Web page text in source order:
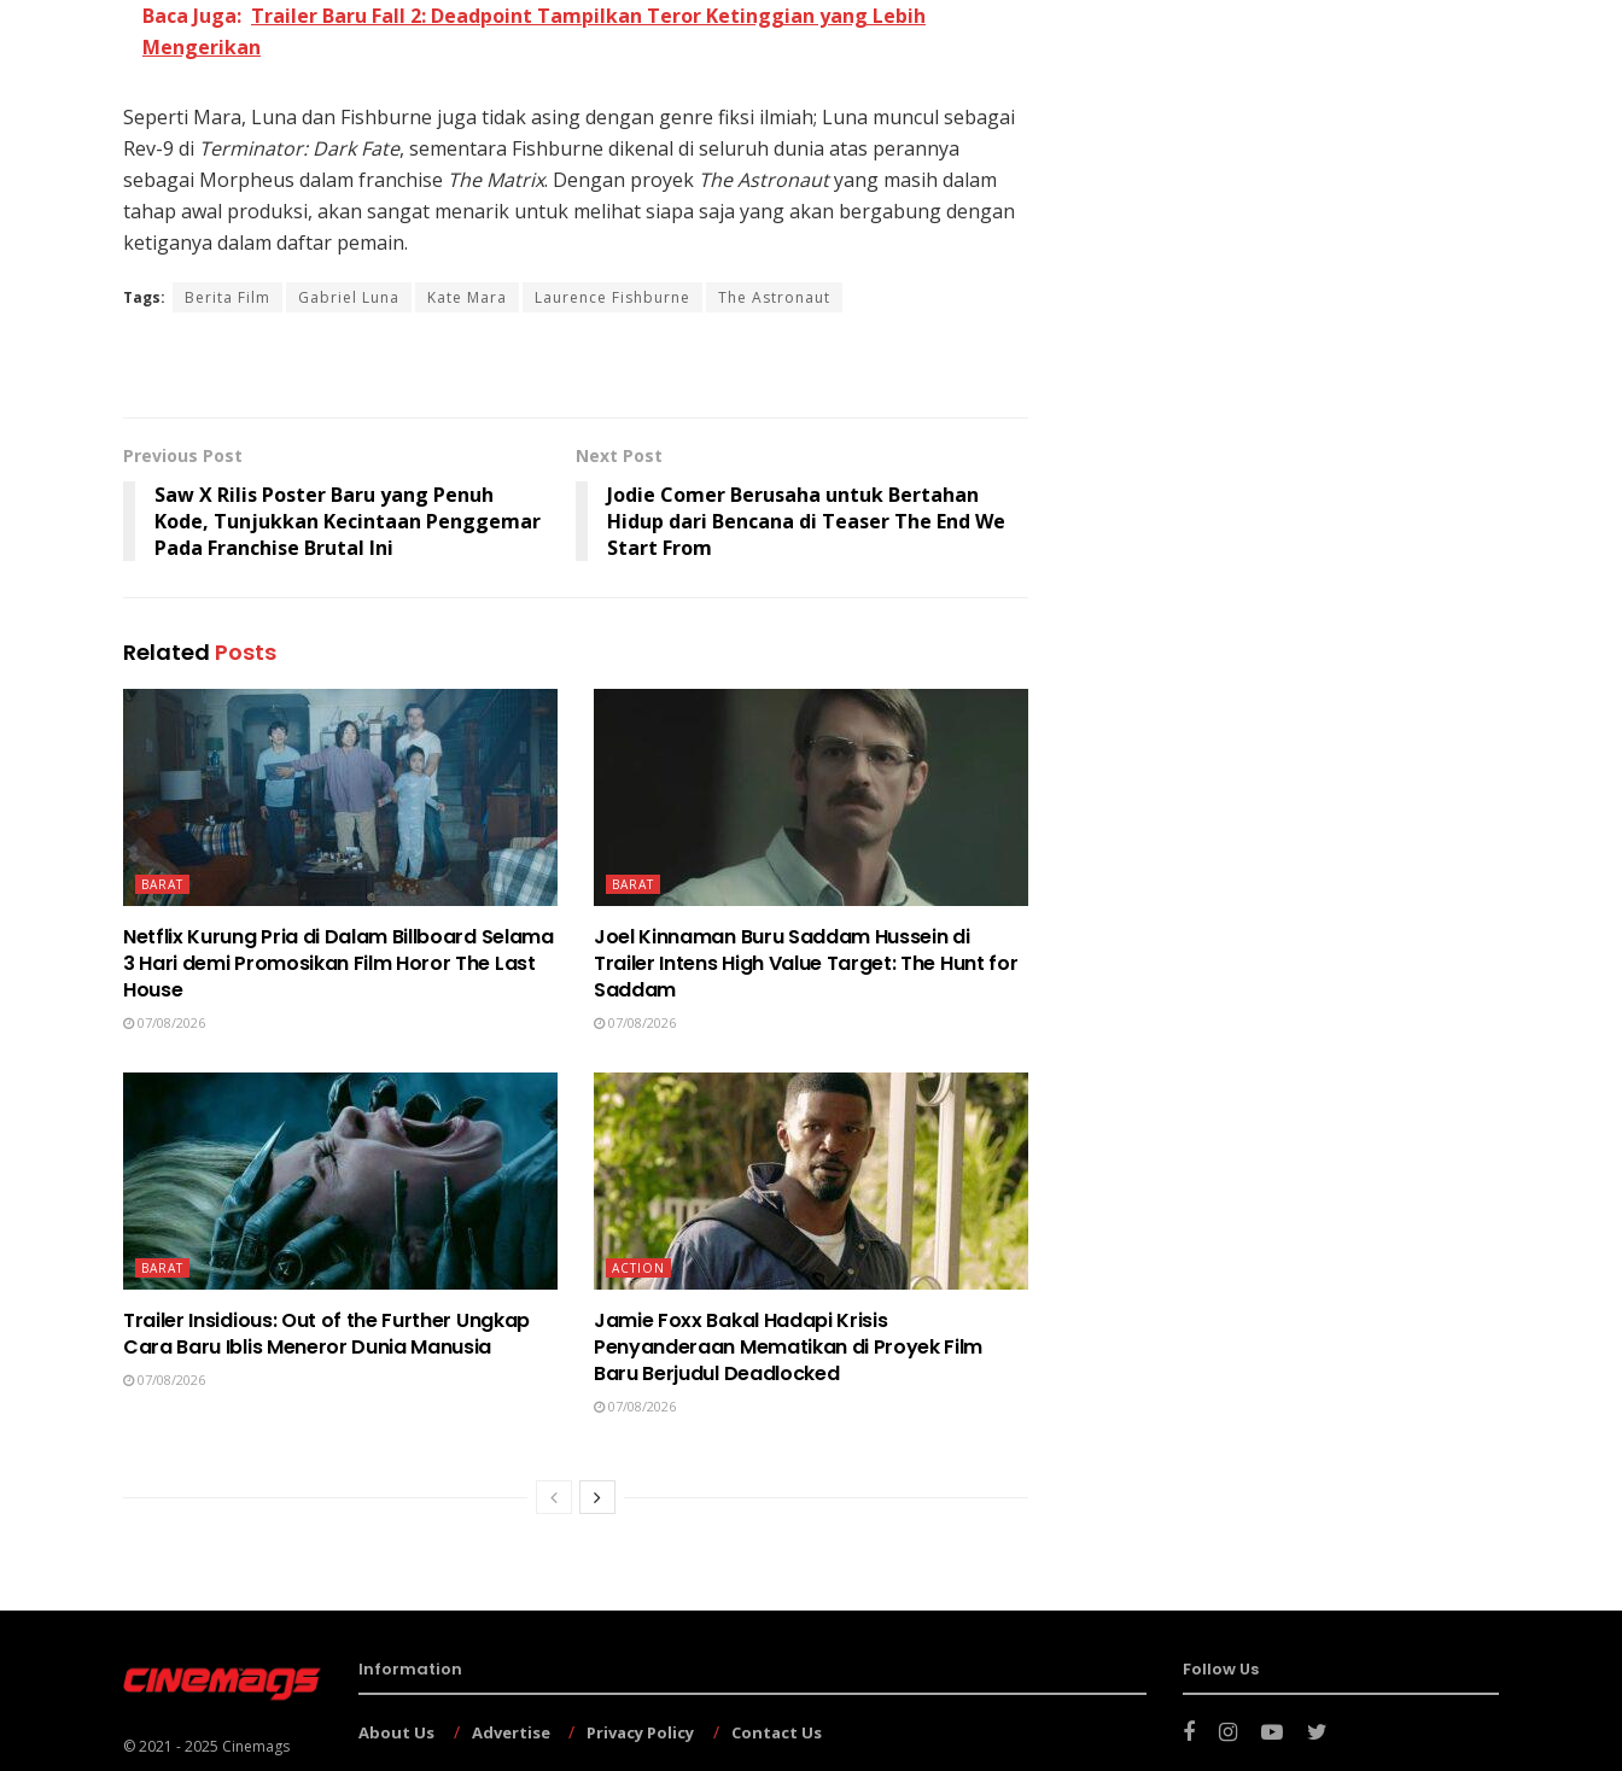
Baca Juga: Trailer Baru Fall 2: Deadpoint Tampilkan Teror Ketinggian yang Lebih
Mengerikan
Seperti Mara, Luna dan Fishburne juga tidak asing dengan genre fiksi ilmiah; Luna muncul sebagai
Rev-9 di Terminator: Dark Fate, sementara Fishburne dikenal di seluruh dunia atas perannya
sebagai Morpheus dalam franchise The Matrix. Dengan proyek The Astronautyang masih dalam
tahap awal produksi, akan sangat menarik untuk melihat siapa saja yang akan bergabung dengan
ketiganya dalam daftar pemain.
Tags: Berita Film Gabriel Luna Kate Mara Laurence Fishburne The Astronaut
Previous Post
Saw X Rilis Poster Baru yang Penuh
Kode, Tunjukkan Kecintaan Penggemar
Pada Franchise Brutal Ini
Next Post
Jodie Comer Berusaha untuk Bertahan
Hidup dari Bencana di Teaser The End We
Start From
Related Posts
BARAT
Netflix Kurung Pria di Dalam Billboard Selama
3 Hari demi Promosikan Film Horor The Last
House
07/08/2026
BARAT
Joel Kinnaman Buru Saddam Hussein di
Trailer Intens High Value Target: The Hunt for
Saddam
07/08/2026
BARAT
Trailer Insidious: Out of the Further Ungkap
Cara Baru Iblis Meneror Dunia Manusia
07/08/2026
ACTION
Jamie Foxx Bakal Hadapi Krisis
Penyanderaan Mematikan di Proyek Film
Baru Berjudul Deadlocked
07/08/2026
© 2021 - 2025 Cinemags
Information
About Us Advertise Privacy Policy Contact Us
Follow Us